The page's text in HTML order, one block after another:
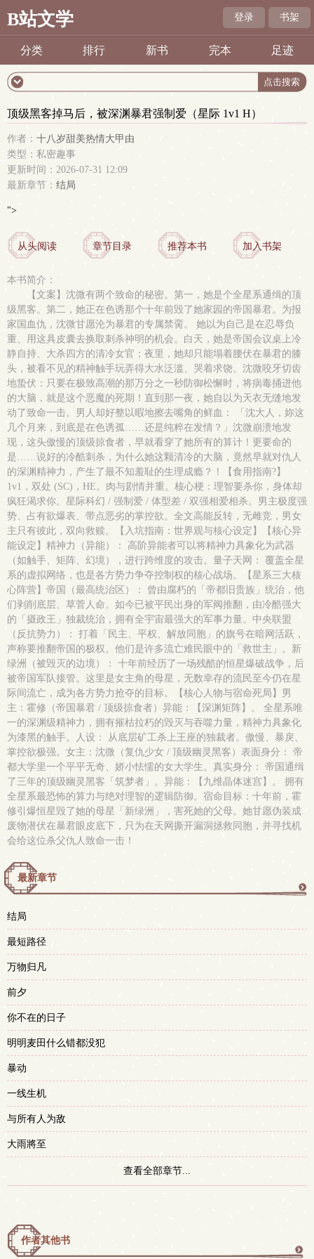
B站文学 登录 书架
分类 排行 新书 完本 足迹
顶级黑客掉马后，被深渊暴君强制爱（星际 1v1 H）
作者： 十八岁甜美热情大甲由
类型：私密趣事
更新时间：2026-07-31 12:09
最新章节： 结局
">
从头阅读 章节目录 推荐本书 加入书架
本书简介：
【文案】沈微有两个致命的秘密。第一，她是个全星系通缉的顶
级黑客。第二，她正在色诱那个十年前毁了她家园的帝国暴君。为报
家国血仇，沈微甘愿沦为暴君的专属禁脔。 她以为自己是在忍辱负
重、用这具皮囊去换取刺杀神明的机会。白天，她是帝国会议桌上冷
静自持、大杀四方的清冷女官；夜里，她却只能塌着腰伏在暴君的膝
头，被看不见的精神触手玩弄得大水泛滥、哭着求饶。沈微咬牙切齿
地蛰伏：只要在极致高潮的那万分之一秒防御松懈时，将病毒捅进他
的大脑，就是这个恶魔的死期！直到那一夜，她自以为天衣无缝地发
动了致命一击。男人却好整以暇地擦去嘴角的鲜血： 「沈大人，妳这
几个月来，到底是在色诱孤……还是纯粹在发情？」沈微崩溃地发
现，这头傲慢的顶级掠食者，早就看穿了她所有的算计！更要命的
是……说好的冷酷刺杀，为什么她这颗清冷的大脑，竟然早就对仇人
的深渊精神力，产生了最不知羞耻的生理成瘾？！【食用指南?】
1v1，双处 (SC)，HE。肉与剧情并重。核心梗：理智要杀你，身体却
疯狂渴求你。星际科幻 / 强制爱 / 体型差 / 双强相爱相杀。男主极度强
势、占有欲爆表、带点恶劣的掌控欲。全文高能反转，无雌竞，男女
主只有彼此，双向救赎。【入坑指南：世界观与核心设定】【核心异
能设定】精神力（异能）： 高阶异能者可以将精神力具象化为武器
（如触手、矩阵、幻境），进行跨维度的攻击。量子天网： 覆盖全星
系的虚拟网络，也是各方势力争夺控制权的核心战场。【星系三大核
心阵营】帝国（最高统治区）： 曾由腐朽的「帝都旧贵族」统治，他
们剥削底层、草菅人命。如今已被平民出身的军阀推翻，由冷酷强大
的「摄政王」独裁统治，拥有全宇宙最强大的军事力量。中央联盟
（反抗势力）： 打着「民主、平权、解放同胞」的旗号在暗网活跃，
声称要推翻帝国的极权。他们是许多流亡难民眼中的「救世主」。新
绿洲（被毁灭的边境）： 十年前经历了一场残酷的恒星爆破战争，后
被帝国军队接管。这里是女主角的母星，无数幸存的流民至今仍在星
际间流亡，成为各方势力抢夺的目标。【核心人物与宿命死局】男
主：霍修（帝国暴君 / 顶级掠食者）异能：【深渊矩阵】。 全星系唯
一的深渊级精神力，拥有摧枯拉朽的毁灭与吞噬力量，精神力具象化
为漆黑的触手。人设： 从底层矿工杀上王座的独裁者。傲慢、暴戾、
掌控欲极强。女主：沈微（复仇少女 / 顶级幽灵黑客）表面身分： 帝
都大学里一个平平无奇、娇小怯懦的女大学生。真实身分： 帝国通缉
了三年的顶级幽灵黑客「筑梦者」。异能：【九维晶体迷宫】。 拥有
全星系最恐怖的算力与绝对理智的逻辑防御。宿命目标：十年前，霍
修引爆恒星毁了她的母星「新绿洲」，害死她的父母。她甘愿伪装成
废物潜伏在暴君眼皮底下，只为在天网撕开漏洞拯救同胞，并寻找机
会给这位杀父仇人致命一击！
最新章节
结局
最短路径
万物归凡
前夕
你不在的日子
明明麦田什么错都没犯
暴动
一线生机
与所有人为敌
大雨將至
查看全部章节...
作者其他书